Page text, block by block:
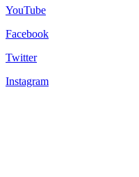
YouTube
Facebook
Twitter
Instagram